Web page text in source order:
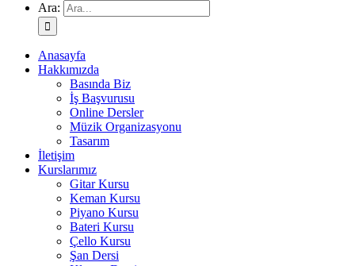
Ara:
Anasayfa
Hakkımızda
Basında Biz
İş Başvurusu
Online Dersler
Müzik Organizasyonu
Tasarım
İletişim
Kurslarımız
Gitar Kursu
Keman Kursu
Piyano Kursu
Bateri Kursu
Çello Kursu
Şan Dersi